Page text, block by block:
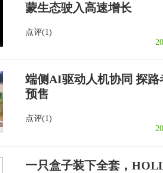
蒙生态驶入高速增长
点评(1)
端侧AI驱动人机协同 探
预售
点评(1)
一只盒子装下全套，